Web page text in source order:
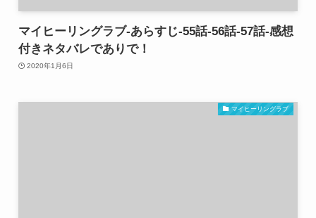
マイヒーリングラブ-あらすじ-55話-56話-57話-感想
付きネタバレでありで！
2020年1月6日
マイヒーリングラブ